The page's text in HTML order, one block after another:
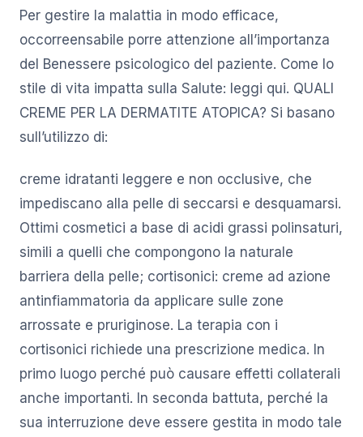
Per gestire la malattia in modo efficace,
occorreensabile porre attenzione all’importanza
del Benessere psicologico del paziente. Come lo
stile di vita impatta sulla Salute: leggi qui. QUALI
CREME PER LA DERMATITE ATOPICA? Si basano
sull’utilizzo di:
creme idratanti leggere e non occlusive, che
impediscano alla pelle di seccarsi e desquamarsi.
Ottimi cosmetici a base di acidi grassi polinsaturi,
simili a quelli che compongono la naturale
barriera della pelle; cortisonici: creme ad azione
antinfiammatoria da applicare sulle zone
arrossate e pruriginose. La terapia con i
cortisonici richiede una prescrizione medica. In
primo luogo perché può causare effetti collaterali
anche importanti. In seconda battuta, perché la
sua interruzione deve essere gestita in modo tale